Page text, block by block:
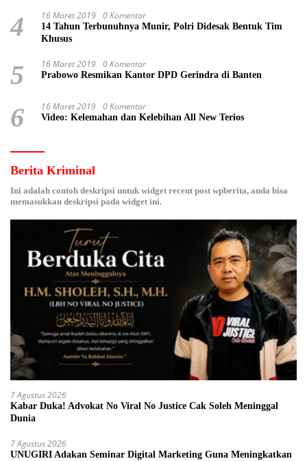
4 16 Maret 2019 0 Komentar
14 Tahun Terbunuhnya Munir, Polri Didesak Bentuk Tim
Khusus
5 16 Maret 2019 0 Komentar
Prabowo Resmikan Kantor DPD Gerindra di Banten
6 16 Maret 2019 0 Komentar
Video: Kelemahan dan Kelebihan All New Terios
Berita Kriminal
Ini adalah contoh deskripsi untuk widget recent post wpberita, anda bisa
memasukkan deskripsi pada widget ini.
7 Agustus 2026
Kabar Duka! Advokat No Viral No Justice Cak Soleh Meninggal
Dunia
7 Agustus 2026
UNUGIRI Adakan Seminar Digital Marketing Guna Meningkatkan